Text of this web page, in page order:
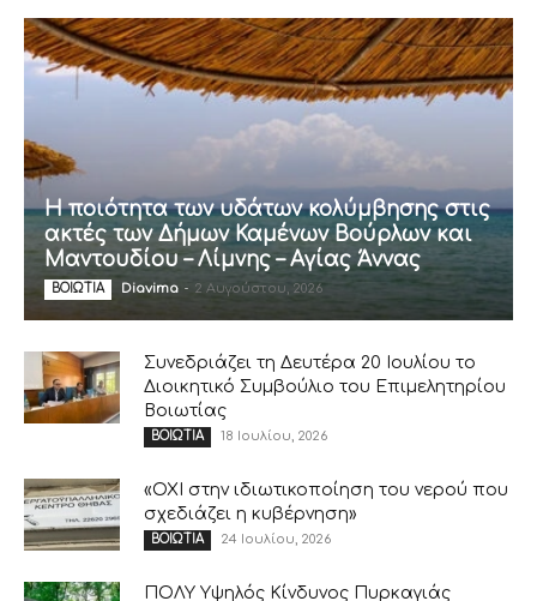
Η ποιότητα των υδάτων κολύμβησης στις
ακτές των Δήμων Καμένων Βούρλων και
Μαντουδίου – Λίμνης – Αγίας Άννας
ΒΟΙΩΤΙΑ Diavima - 2 Αυγούστου, 2026
Συνεδριάζει τη Δευτέρα 20 Ιουλίου το
Διοικητικό Συμβούλιο του Επιμελητηρίου
Βοιωτίας
ΒΟΙΩΤΙΑ 18 Ιουλίου, 2026
«ΟΧΙ στην ιδιωτικοποίηση του νερού που
σχεδιάζει η κυβέρνηση»
ΒΟΙΩΤΙΑ 24 Ιουλίου, 2026
ΠΟΛΥ Υψηλός Κίνδυνος Πυρκαγιάς